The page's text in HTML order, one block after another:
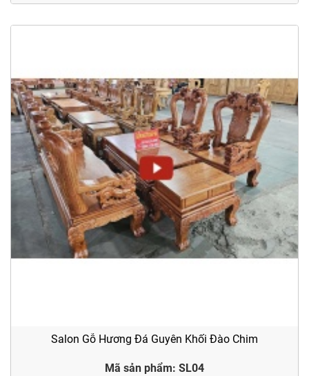
Salon Gỗ Hương Đá Guyên Khối Đào Chim
Mã sản phẩm: SL04